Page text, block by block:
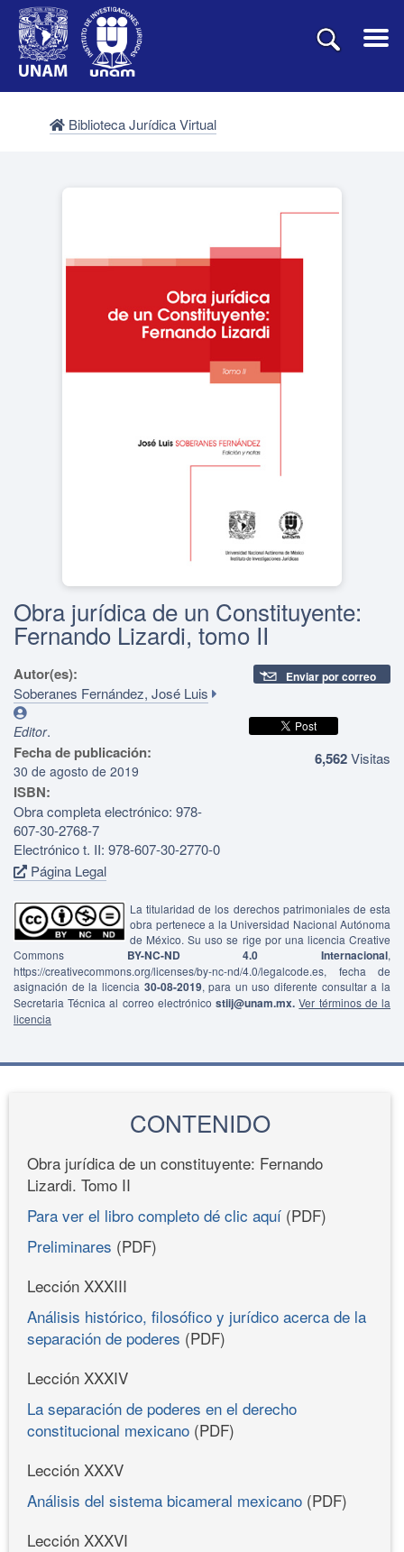
Biblioteca Jurídica Virtual
Obra jurídica de un Constituyente:
Fernando Lizardi, tomo II
Autor(es):
Soberanes Fernández, José Luis
Editor.
Fecha de publicación:
30 de agosto de 2019
ISBN:
Obra completa electrónico: 978-
607-30-2768-7
Electrónico t. II: 978-607-30-2770-0
Página Legal
Enviar por correo
6,562Visitas
La titularidad de los derechos patrimoniales de esta
obra pertenece a la Universidad Nacional Autónoma
de México. Su uso se rige por una licencia Creative
Commons BY-NC-ND 4.0 Internacional,
https://creativecommons.org/licenses/by-nc-nd/4.0/legalcode.es, fecha de
asignación de la licencia 30-08-2019, para un uso diferente consultar a la
Secretaria Técnica al correo electrónicostiij@unam.mx. Ver términos de la
licencia
CONTENIDO
Obra jurídica de un constituyente: Fernando
Lizardi. Tomo II
Para ver el libro completo dé clic aquí (PDF)
Preliminares (PDF)
Lección XXXIII
Análisis histórico, filosófico y jurídico acerca de la
separación de poderes (PDF)
Lección XXXIV
La separación de poderes en el derecho
constitucional mexicano (PDF)
Lección XXXV
Análisis del sistema bicameral mexicano (PDF)
Lección XXXVI